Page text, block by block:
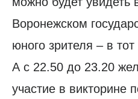
Воронежском
юного зрителя – в
А с 22.50 до 23.20
участие в викторине